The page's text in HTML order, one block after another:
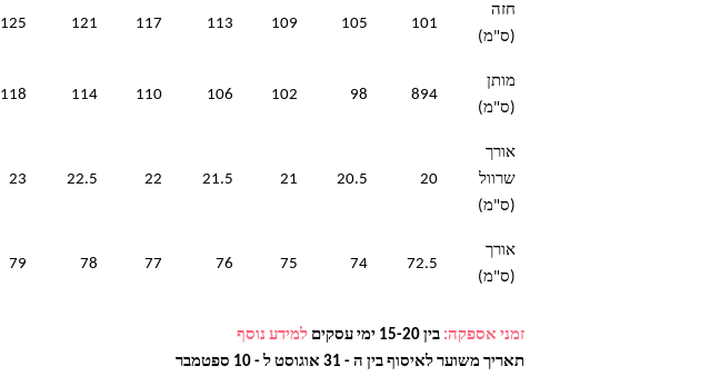
חזה
(ס"מ)
101
105
109
113
117
121
125
מותן
(ס"מ)
894
98
102
106
110
114
118
אורך
שרוול
(ס"מ)
20
20.5
21
21.5
22
22.5
23
אורך
(ס"מ)
72.5
74
75
76
77
78
79
זמני אספקה: בין 15-20 ימי עסקים
למידע נוסף
תאריך משוער לאיסוף בין ה - 31 אוגוסט ל - 10 ספטמבר